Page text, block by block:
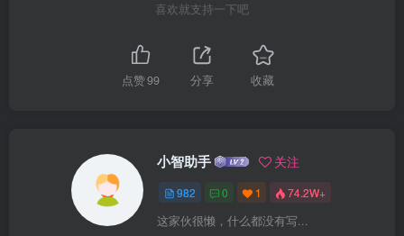
喜欢就支持一下吧
点赞99 分享 收藏
小智助手 关注
982 0 1 74.2W+
这家伙很懒，什么都没有写...